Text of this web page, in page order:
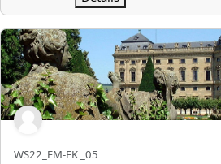
WS22:Friedens- und
Kurzer Kursname
WS22_EM-FK _05